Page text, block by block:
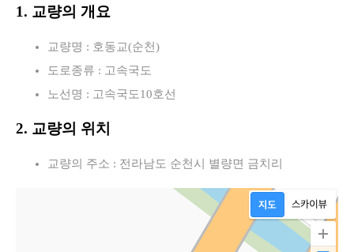
1. 교량의 개요
교량명 : 호동교(순천)
도로종류 : 고속국도
노선명 : 고속국도10호선
2. 교량의 위치
교량의 주소 : 전라남도 순천시 별량면 금치리